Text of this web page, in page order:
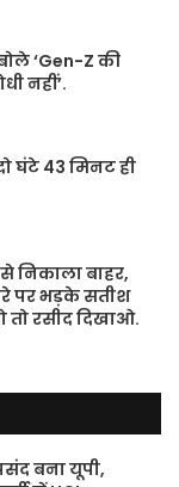
‘Gen-Z की
नहीं’.
घंटे 43 मिनट ही
निकाला बाहर,
पर भड़के सतीश
तो रसीद दिखाओ.
बना यूपी,